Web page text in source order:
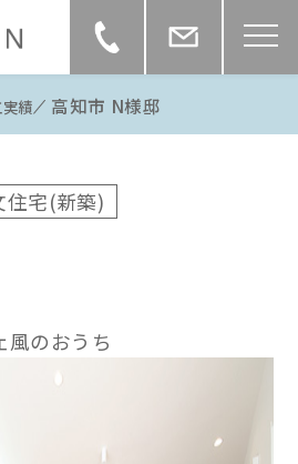
績 高知市 N様邸
住宅(新築)
風のおうち